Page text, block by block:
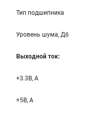
Тип подшипника
Уровень шума, Дб
Выходной ток:
+3.3B, А
+5B, А